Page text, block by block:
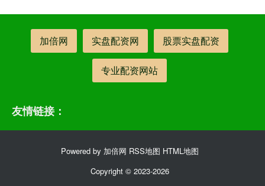
加倍网 实盘配资网 股票实盘配资
专业配资网站
友情链接：
Powered by 加倍网 RSS地图 HTML地图
Copyright © 2023-2026